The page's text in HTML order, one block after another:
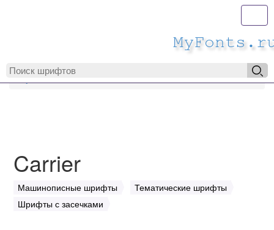
MyFonts.ru
Carrier
Машинописные шрифты
Тематические шрифты
Шрифты с засечками